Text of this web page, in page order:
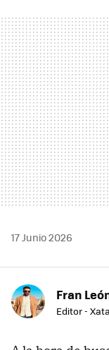
17 Junio 2026
Fran
Editor -